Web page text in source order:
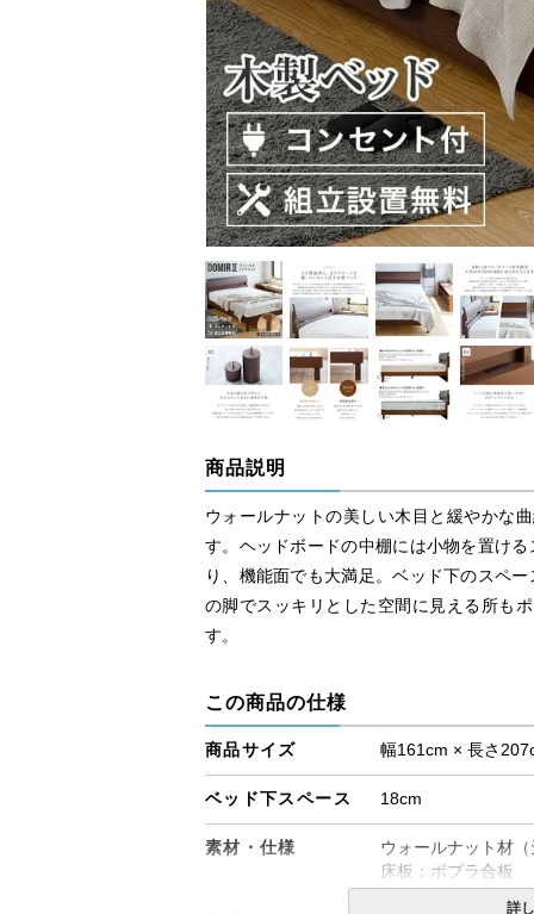
商品説明
ウォールナットの美しい木目と緩やかな
す。ヘッドボードの中棚には小物を置け
り、機能面でも大満足。ベッド下のスペ
の脚でスッキリとした空間に見える所も
す。
この商品の仕様
商品サイズ 幅161cm × 長さ
ベッド下スペース 18cm
素材・仕様
ウォールナット材（
床板：ポプラ合板
詳